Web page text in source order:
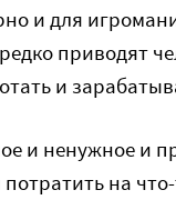
и для
приводят
и
и ненужное и
на